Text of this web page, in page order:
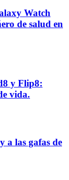
Watch
de salud en
y Flip8:
vida.
a las gafas de